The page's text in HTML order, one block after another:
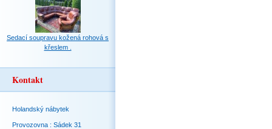
Sedací soupravu kožená rohová s
křeslem .
Kontakt
Holandský nábytek
Provozovna : Sádek 31